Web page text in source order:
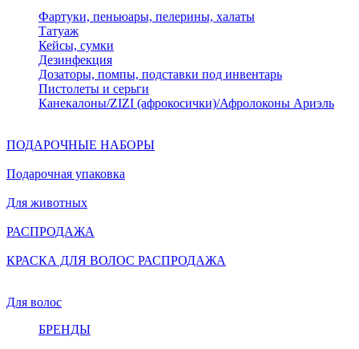
Фартуки, пеньюары, пелерины, халаты
Татуаж
Кейсы, сумки
Дезинфекция
Дозаторы, помпы, подставки под инвентарь
Пистолеты и серьги
Канекалоны/ZIZI (афрокосички)/Афролоконы Ариэль
ПОДАРОЧНЫЕ НАБОРЫ
Подарочная упаковка
Для животных
РАСПРОДАЖА
КРАСКА ДЛЯ ВОЛОС РАСПРОДАЖА
Для волос
БРЕНДЫ